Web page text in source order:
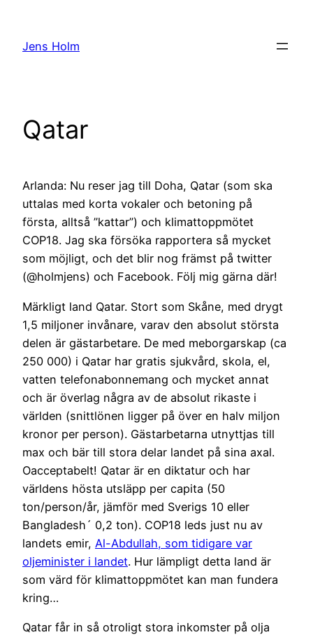
innehåll
Jens Holm
Qatar
Arlanda: Nu reser jag till Doha, Qatar (som ska
uttalas med korta vokaler och betoning på
första, alltså ”kattar”) och klimattoppmötet
COP18. Jag ska försöka rapportera så mycket
som möjligt, och det blir nog främst på twitter
(@holmjens) och Facebook. Följ mig gärna där!
Märkligt land Qatar. Stort som Skåne, med drygt
1,5 miljoner invånare, varav den absolut största
delen är gästarbetare. De med meborgarskap (ca
250 000) i Qatar har gratis sjukvård, skola, el,
vatten telefonabonnemang och mycket annat
och är överlag några av de absolut rikaste i
världen (snittlönen ligger på över en halv miljon
kronor per person). Gästarbetarna utnyttjas till
max och bär till stora delar landet på sina axal.
Oacceptabelt! Qatar är en diktatur och har
världens hösta utsläpp per capita (50
ton/person/år, jämför med Sverigs 10 eller
Bangladesh´ 0,2 ton). COP18 leds just nu av
landets emir, Al-Abdullah, som tidigare var
oljeminister i landet. Hur lämpligt detta land är
som värd för klimattoppmötet kan man fundera
kring…
Qatar får in så otroligt stora inkomster på olja